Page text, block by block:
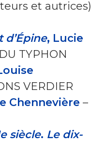
et autrices)
d’Épine, Lucie
TYPHON
VERDIER
Chennevière –
siècle. Le dix-